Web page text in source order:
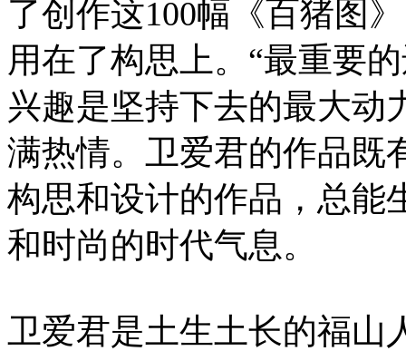
了创作这100幅《百猪图
用在了构思上。“最重要
兴趣是坚持下去的最大动
满热情。卫爱君的作品既
构思和设计的作品，总能
和时尚的时代气息。
卫爱君是土生土长的福山